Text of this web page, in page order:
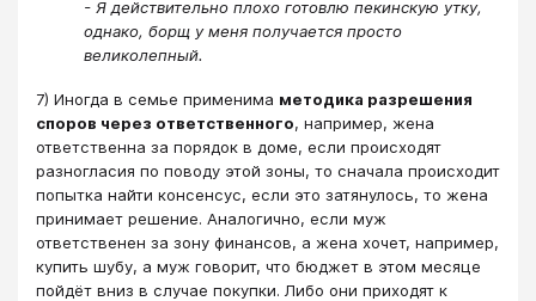
- Я действительно плохо готовлю пекинскую утку,
однако, борщ у меня получается просто
великолепный.
7) Иногда в семье применима методика разрешения
споров через ответственного, например, жена
ответственна за порядок в доме, если происходят
разногласия по поводу этой зоны, то сначала происходит
попытка найти консенсус, если это затянулось, то жена
принимает решение. Аналогично, если муж
ответственен за зону финансов, а жена хочет, например,
купить шубу, а муж говорит, что бюджет в этом месяце
пойдёт вниз в случае покупки. Либо они приходят к